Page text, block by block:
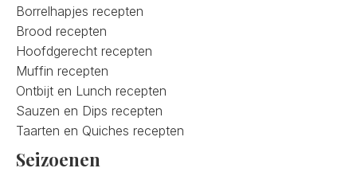
Borrelhapjes recepten
Brood recepten
Hoofdgerecht recepten
Muffin recepten
Ontbijt en Lunch recepten
Sauzen en Dips recepten
Taarten en Quiches recepten
Seizoenen